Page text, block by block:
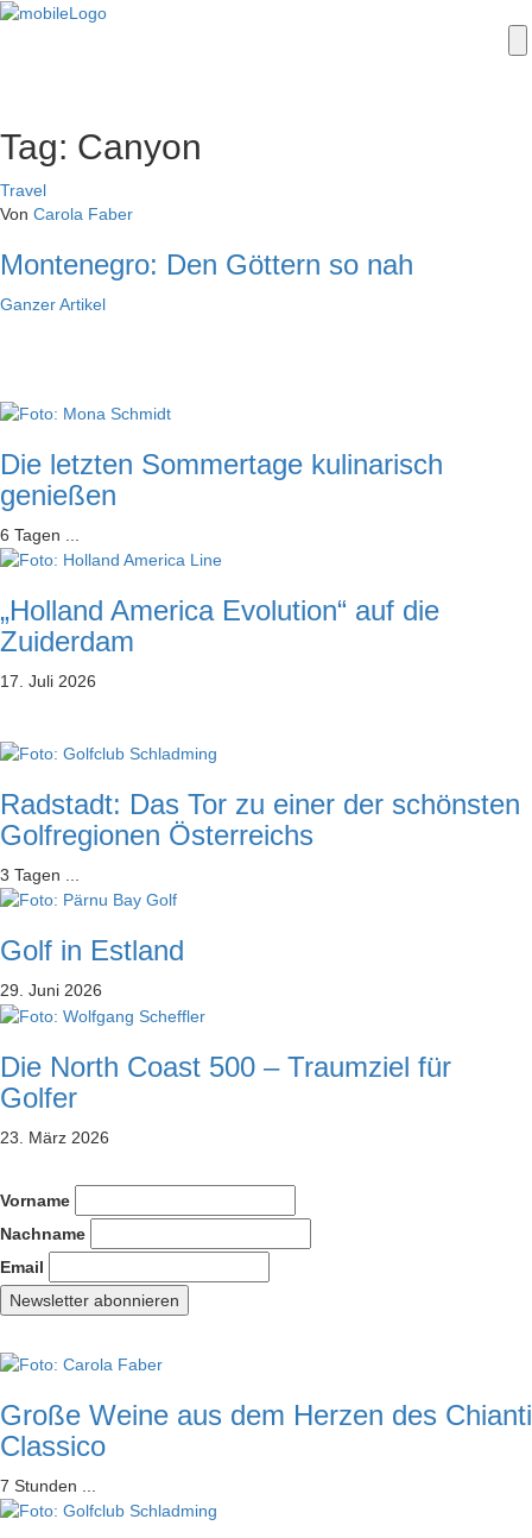
Tag: Canyon
Travel
Von Carola Faber
Montenegro: Den Göttern so nah
GanzerArtikel
Die letzten Sommertage kulinarisch
genießen
6 Tagen ...
„Holland America Evolution“ auf die
Zuiderdam
17. Juli 2026
Radstadt: Das Tor zu einer der schönsten
Golfregionen Österreichs
3 Tagen ...
Golf in Estland
29. Juni 2026
Die North Coast 500 – Traumziel für
Golfer
23. März 2026
Vorname
Nachname
Email
Große Weine aus dem Herzen des Chianti
Classico
7 Stunden ...